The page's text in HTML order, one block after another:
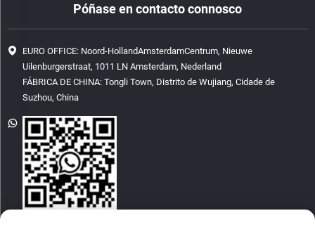
Póñase en contacto connosco
EURO OFFICE: Noord-HollandAmsterdamCentrum, Nieuwe
Uilenburgerstraat, 1011 LN Amsterdam, Nederland
FÁBRICA DE CHINA: Tongli Town, Distrito de Wujiang, Cidade de
Suzhou, China